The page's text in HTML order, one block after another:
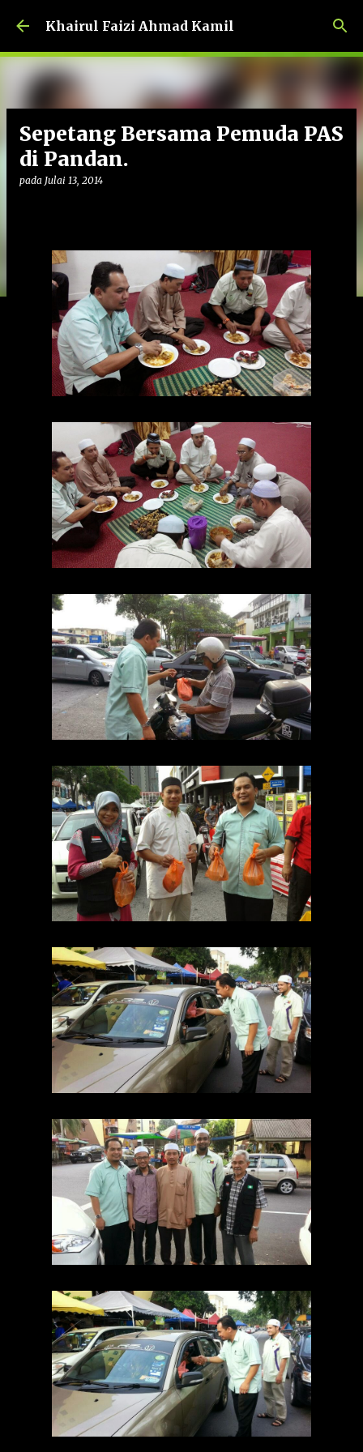
Langkau ke kandungan utama
Khairul Faizi Ahmad Kamil
Sepetang Bersama Pemuda PAS
di Pandan.
pada Julai 13, 2014